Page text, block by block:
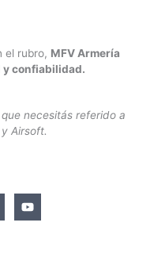
el rubro, MFV Armería
y confiabilidad.
necesitás referido a
Airsoft.